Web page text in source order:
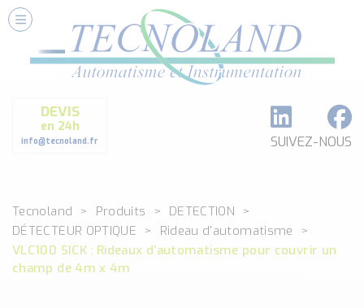
DEVIS
en 24h
info@tecnoland.fr SUIVEZ-NOUS
Nos Services
Conseils et Fourniture
Formation et Assistance
Architecture I-O Link multi fabricants
Classé par catégorie
DEBIT
DETECTION
Tecnoland Produits
DETECTION
DÉTECTEUR OPTIQUE
Rideau d'automatisme
VLC100 SICK : Rideaux d’automatisme pour couvrir un
champ de 4m x 4m